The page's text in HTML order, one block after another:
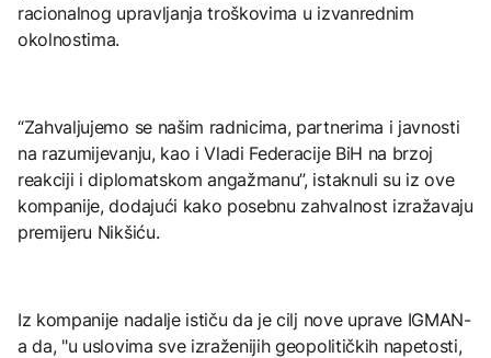
racionalnog upravljanja troškovima u izvanrednim
okolnostima.
“Zahvaljujemo se našim radnicima, partnerima i javnosti
na razumijevanju, kao i Vladi Federacije BiH na brzoj
reakciji i diplomatskom angažmanu”, istaknuli su iz ove
kompanije, dodajući kako posebnu zahvalnost izražavaju
premijeru Nikšiću.
Iz kompanije nadalje ističu da je cilj nove uprave IGMAN-
a da, "u uslovima sve izraženijih geopolitičkih napetosti,